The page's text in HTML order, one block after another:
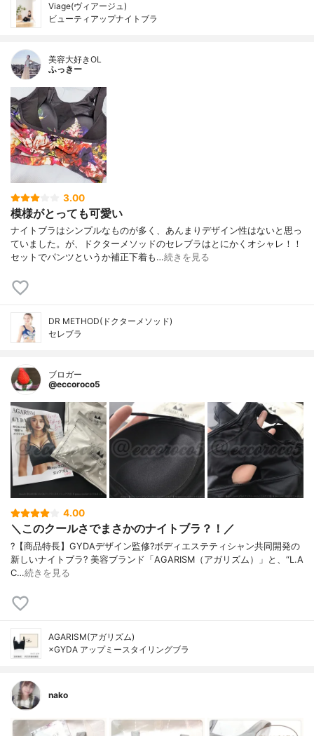
Viage(ヴィアージュ)
ビューティアップナイトブラ
美容大好きOL
ふっきー
3.00
模様がとっても可愛い
ナイトブラはシンプルなものが多く、あんまりデザイン性はないと思っ
ていました。が、ドクターメソッドのセレブラはとにかくオシャレ！！
セットでパンツというか補正下着も…続きを見る
DR METHOD(ドクターメソッド)
セレブラ
ブロガー
@eccoroco5
4.00
＼このクールさでまさかのナイトブラ？！／
?【商品特長】 GYDAデザイン監修? ボディエステティシャン共同開発の
新しいナイトブラ? 美容ブランド「AGARISM（アガリズム）」と、“L.A
C…続きを見る
AGARISM(アガリズム)
×GYDA アップミースタイリングブラ
nako